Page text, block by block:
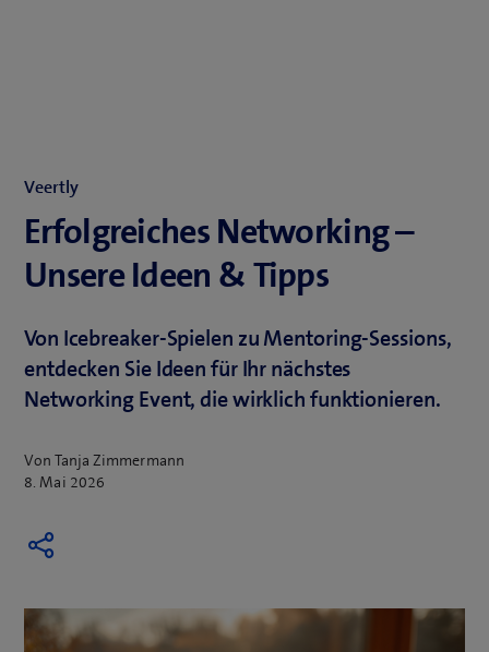
Veertly
Erfolgreiches Networking –
Unsere Ideen & Tipps
Von Icebreaker-Spielen zu Mentoring-Sessions,
entdecken Sie Ideen für Ihr nächstes
Networking Event, die wirklich funktionieren.
Von Tanja Zimmermann
8. Mai 2026